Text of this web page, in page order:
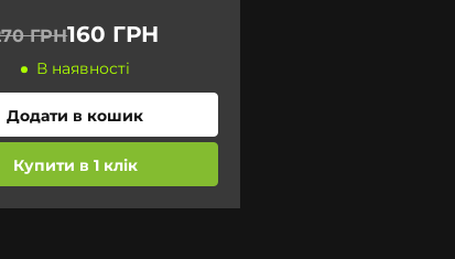
ГРН160 ГРН
В наявності
Додати в кошик
Купити в 1 клік